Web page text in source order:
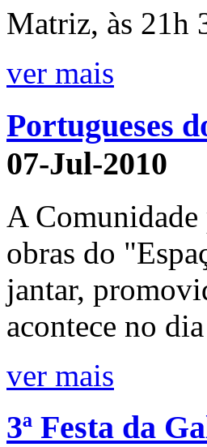
Matriz, às 21h
ver mais
Portugueses
07-Jul-2010
A Comunidade
obras do
jantar,
acontece no
ver mais
3ª Festa da